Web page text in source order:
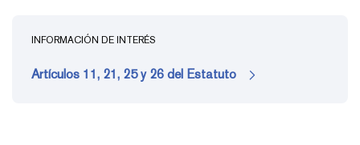
INFORMACIÓN DE INTERÉS
Artículos 11, 21, 25 y 26 del Estatuto